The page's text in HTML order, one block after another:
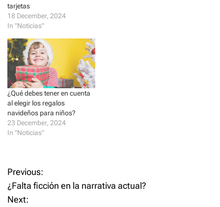
e
n
s
n
e
w
w
i
n
d
o
w
)
n
n
e
w
w
i
n
d
o
w
tarjetas
18 December, 2024
In "Noticias"
¿Qué debes tener en cuenta
al elegir los regalos
navideños para niños?
23 December, 2024
In "Noticias"
P
o
Previous:
¿Falta ficción en la narrativa actual?
Next: